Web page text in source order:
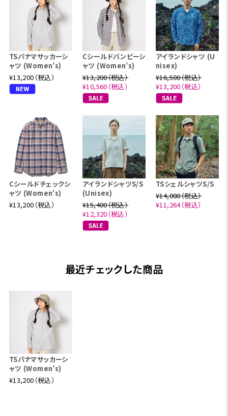
TSパナマサッカーシ
ャツ (Women’s)
¥13,200（税込）
Cシールドバンピーシ
ャツ (Women’s)
¥13,200（税込）
¥10,560（税込）
アイランドシャツ (U
nisex)
¥16,500（税込）
¥13,200（税込）
Cシールドチェックシ
ャツ (Women's)
¥13,200（税込）
アイランドシャツS/S
(Unisex)
¥15,400（税込）
¥12,320（税込）
TSシェルシャツS/S
¥14,080（税込）
¥11,264（税込）
最近チェックした商品
TSパナマサッカーシ
ャツ (Women’s)
¥13,200（税込）